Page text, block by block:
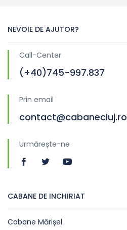
NEVOIE DE AJUTOR?
Call-Center
(+40)745-997.837
Prin email
contact@cabanecluj.ro
Urmărește-ne
CABANE DE INCHIRIAT
Cabane Mărișel